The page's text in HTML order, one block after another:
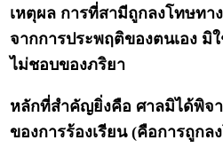
เหตุผล การที่สามีถูกลงโทษทา
จากการประพฤติของตนเอง มิ
ไม่ชอบของภริยา
หลักที่สำคัญยิ่งคือ ศาลมิได้พิจ
ของการร้องเรียน (คือการถูก